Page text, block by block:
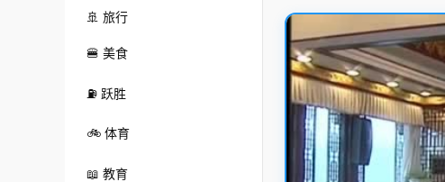
🚢 旅行
🍔 美食
⛽ 跃胜
🚲 体育
📖 教育